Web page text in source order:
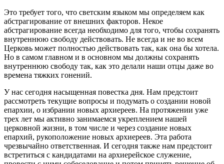
Это требует того, что светским языком мы определяем как
абстрагирование от внешних факторов. Некое
абстрагирование всегда необходимо для того, чтобы сохранять
внутреннюю свободу действовать. Не всегда и не во всем
Церковь может полностью действовать так, как она бы хотела.
Но в самом главном и в основном мы должны сохранять
внутреннюю свободу так, как это делали наши отцы даже во
времена тяжких гонений.
У нас сегодня насыщенная повестка дня. Нам предстоит
рассмотреть текущие вопросы и подумать о создании новой
епархии, о избрании новых архиереев. На протяжении уже
трех лет мы активно занимаемся укреплением нашей
церковной жизни, в том числе и через создание новых
епархий, рукоположение новых архиереев. Эта работа
чрезвычайно ответственная. И сегодня также нам предстоит
встретиться с кандидатами на архиерейское служение,